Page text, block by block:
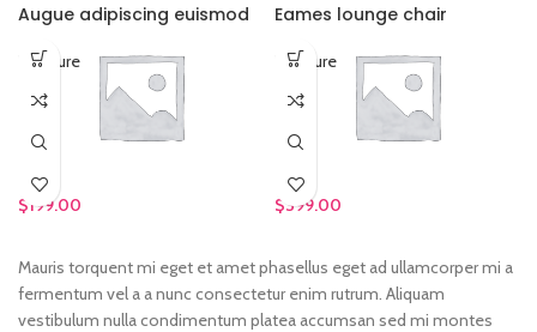
Augue adipiscing euismod
Furniture
$199.00
Eames lounge chair
Furniture
$399.00
Mauris torquent mi eget et amet phasellus eget ad ullamcorper mi a
fermentum vel a a nunc consectetur enim rutrum. Aliquam
vestibulum nulla condimentum platea accumsan sed mi montes